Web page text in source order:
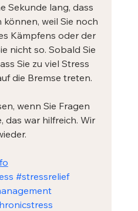
Sekunde lang, dass
weil Sie noch
Kämpfens oder der
nicht so. Sobald Sie
Sie zu viel Stress
die Bremse treten.
wenn Sie Fragen
das war hilfreich. Wir
#stressrelief